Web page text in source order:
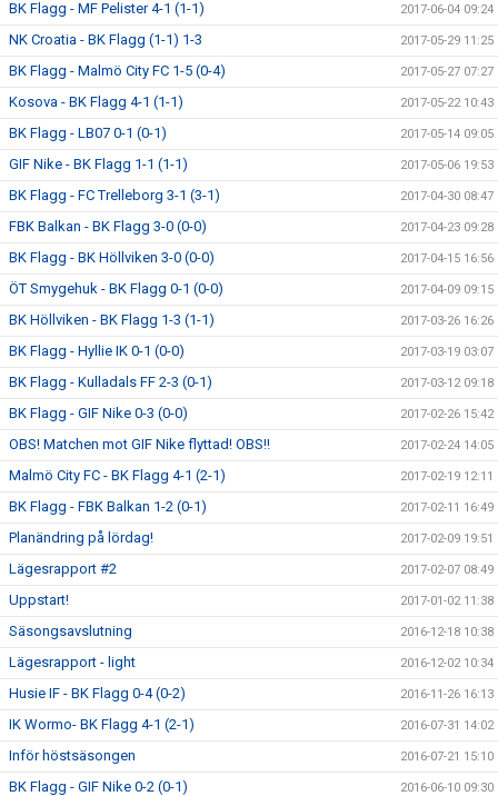
BK Flagg - MF Pelister 4-1 (1-1) 2017-06-04 09:24
NK Croatia - BK Flagg (1-1) 1-3 2017-05-29 11:25
BK Flagg - Malmö City FC 1-5 (0-4) 2017-05-27 07:27
Kosova - BK Flagg 4-1 (1-1) 2017-05-22 10:43
BK Flagg - LB07 0-1 (0-1) 2017-05-14 09:05
GIF Nike - BK Flagg 1-1 (1-1) 2017-05-06 19:53
BK Flagg - FC Trelleborg 3-1 (3-1) 2017-04-30 08:47
FBK Balkan - BK Flagg 3-0 (0-0) 2017-04-23 09:28
BK Flagg - BK Höllviken 3-0 (0-0) 2017-04-15 16:56
ÖT Smygehuk - BK Flagg 0-1 (0-0) 2017-04-09 09:15
BK Höllviken - BK Flagg 1-3 (1-1) 2017-03-26 16:26
BK Flagg - Hyllie IK 0-1 (0-0) 2017-03-19 03:07
BK Flagg - Kulladals FF 2-3 (0-1) 2017-03-12 09:18
BK Flagg - GIF Nike 0-3 (0-0) 2017-02-26 15:42
OBS! Matchen mot GIF Nike flyttad! OBS!! 2017-02-24 14:05
Malmö City FC - BK Flagg 4-1 (2-1) 2017-02-19 12:11
BK Flagg - FBK Balkan 1-2 (0-1) 2017-02-11 16:49
Planändring på lördag! 2017-02-09 19:51
Lägesrapport #2 2017-02-07 08:49
Uppstart! 2017-01-02 11:38
Säsongsavslutning 2016-12-18 10:38
Lägesrapport - light 2016-12-02 10:34
Husie IF - BK Flagg 0-4 (0-2) 2016-11-26 16:13
IK Wormo- BK Flagg 4-1 (2-1) 2016-07-31 14:02
Inför höstsäsongen 2016-07-21 15:10
BK Flagg - GIF Nike 0-2 (0-1) 2016-06-10 09:30